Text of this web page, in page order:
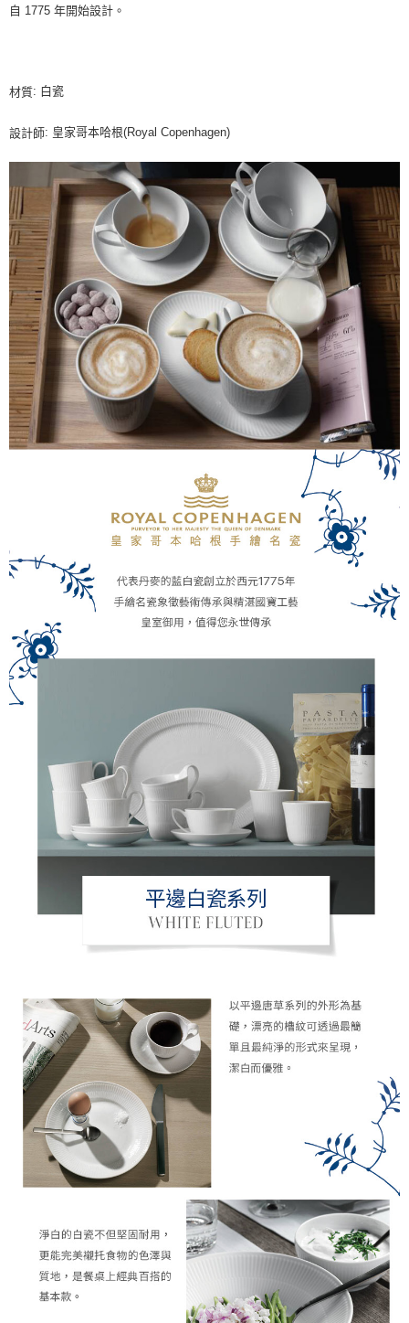
自 1775 年開始設計。
材質: 白瓷
設計師: 皇家哥本哈根(Royal Copenhagen)